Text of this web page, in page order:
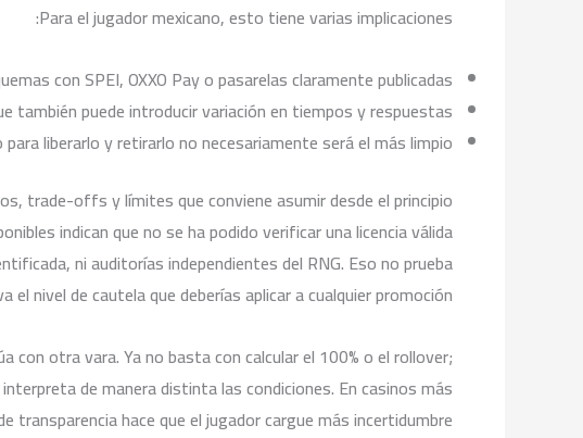
Para el jugador mexicano, esto tiene varias implicaciones:
con SPEI, OXXO Pay o pasarelas claramente publicadas.
también puede introducir variación en tiempos y respuestas.
liberarlo y retirarlo no necesariamente será el más limpio.
trade-offs y límites que conviene asumir desde el principio
indican que no se ha podido verificar una licencia válida
ni auditorías independientes del RNG. Eso no prueba
nivel de cautela que deberías aplicar a cualquier promoción.
con otra vara. Ya no basta con calcular el 100% o el rollover;
de manera distinta las condiciones. En casinos más
hace que el jugador cargue más incertidumbre.